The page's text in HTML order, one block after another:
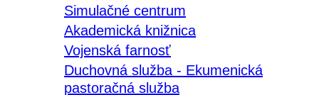
Simulačné centrum
Akademická knižnica
Vojenská farnosť
Duchovná služba - Ekumenická
pastoračná služba